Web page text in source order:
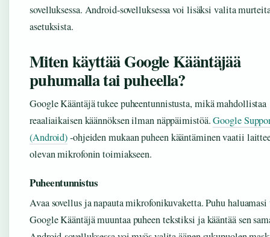
sovelluksessa. Android-sovelluksessa voi lisäksi valita
asetuksista.
Miten käyttää Google Kääntäjää
puhumalla tai puheella?
Google Kääntäjä tukee puheentunnistusta, mikä mahdollistaa
reaaliaikaisen käännöksen ilman näppäimistöä.Google
(Android)-ohjeiden mukaan puheen kääntäminen vaatii
olevan mikrofonin toimiakseen.
Puheentunnistus
Avaa sovellus ja napauta mikrofonikuvaketta. Puhu
Google Kääntäjä muuntaa puheen tekstiksi ja kääntää sen